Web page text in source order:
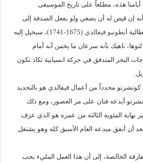
هذه، مطلعاً على تاريخ الموسيقى
أنه إن قيض له أن يصغي ولو بفعل الصدفة إلى
أنطونيو فيفالدي
(1675-1741)، سيخيل إليه
ناهيك بأنه سرعان ما يخمن أنه أمام
البحر المتدفق في حركة انسيابية تكاد تكون
محدداً من أعمال فيفالدي هو بالتحديد
أبدعه فنان على مر العصور، ومع ذلك
نهاية المئوية الثالثة من عمره هو الذي عزف
بأكمله للمرة الأولى في بدايات العام 1726 بعد أن أنفق مبدعه العام الأسبق كله وهو يشتغل
الخالصة، إلى أن هذا العمل المليء بحب